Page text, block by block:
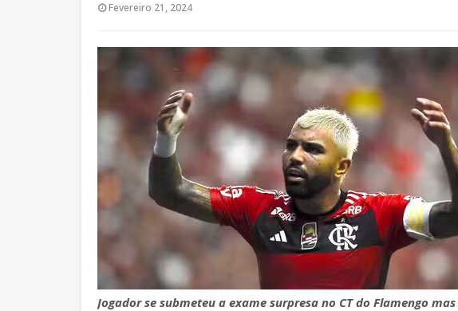
Fevereiro 21, 2024
Jogador se submeteu a exame surpresa no CT do Flamengo